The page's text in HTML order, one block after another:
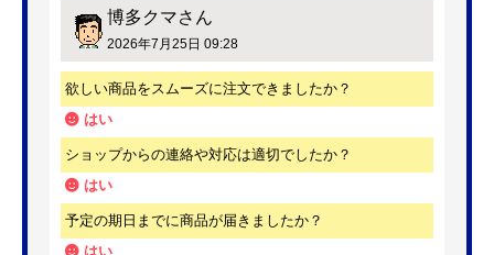
博多クマさん
2026年7月25日 09:28
欲しい商品をスムーズに注文できましたか？
はい
ショップからの連絡や対応は適切でしたか？
はい
予定の期日までに商品が届きましたか？
はい